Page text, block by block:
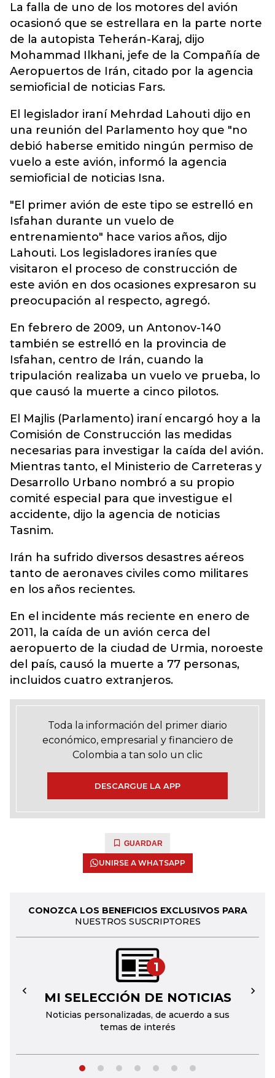
La falla de uno de los motores del avión
ocasionó que se estrellara en la parte norte
de la autopista Teherán-Karaj, dijo
Mohammad Ilkhani, jefe de la Compañía de
Aeropuertos de Irán, citado por la agencia
semioficial de noticias Fars.
El legislador iraní Mehrdad Lahouti dijo en
una reunión del Parlamento hoy que "no
debió haberse emitido ningún permiso de
vuelo a este avión, informó la agencia
semioficial de noticias Isna.
"El primer avión de este tipo se estrelló en
Isfahan durante un vuelo de
entrenamiento" hace varios años, dijo
Lahouti. Los legisladores iraníes que
visitaron el proceso de construcción de
este avión en dos ocasiones expresaron su
preocupación al respecto, agregó.
En febrero de 2009, un Antonov-140
también se estrelló en la provincia de
Isfahan, centro de Irán, cuando la
tripulación realizaba un vuelo ve prueba, lo
que causó la muerte a cinco pilotos.
El Majlis (Parlamento) iraní encargó hoy a la
Comisión de Construcción las medidas
necesarias para investigar la caída del avión.
Mientras tanto, el Ministerio de Carreteras y
Desarrollo Urbano nombró a su propio
comité especial para que investigue el
accidente, dijo la agencia de noticias
Tasnim.
Irán ha sufrido diversos desastres aéreos
tanto de aeronaves civiles como militares
en los años recientes.
En el incidente más reciente en enero de
2011, la caída de un avión cerca del
aeropuerto de la ciudad de Urmia, noroeste
del país, causó la muerte a 77 personas,
incluidos cuatro extranjeros.
Toda la información del primer diario
económico, empresarial y financiero de
Colombia a tan solo un clic
DESCARGUE LA APP
GUARDAR
UNIRSE A WHATSAPP
CONOZCA LOS BENEFICIOS EXCLUSIVOS PARA
NUESTROS SUSCRIPTORES
1
MI SELECCIÓN DE NOTICIAS
Noticias personalizadas, de acuerdo a sus
temas de interés
← →